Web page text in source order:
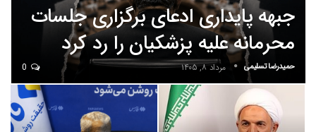
جبهه پایداری ادعای برگزاری جلسات
محرمانه علیه پزشکیان را رد کرد
حمیدرضا تسلیمی مرداد ۸, ۱۴۰۵